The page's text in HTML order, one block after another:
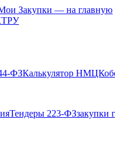
ФЗКалькулятор НМЦК
Тендеры 223-ФЗзакупки